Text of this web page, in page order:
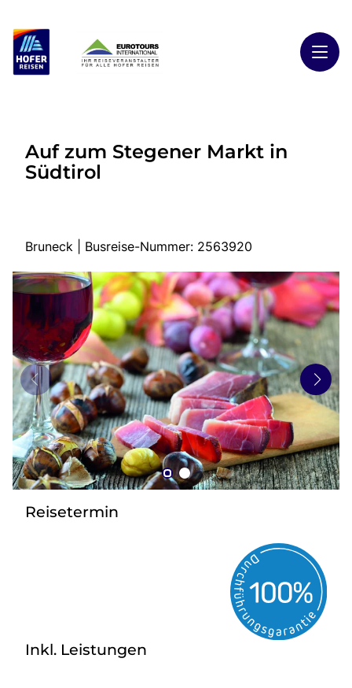
Highlights
Reiseländer
Start
Busreisen
Kontakt
zurück zu HOFER REISEN
Auf zum Stegener Markt in
Südtirol
Bruneck | Busreise-Nummer: 2563920
Reisetermin
Inkl. Leistungen